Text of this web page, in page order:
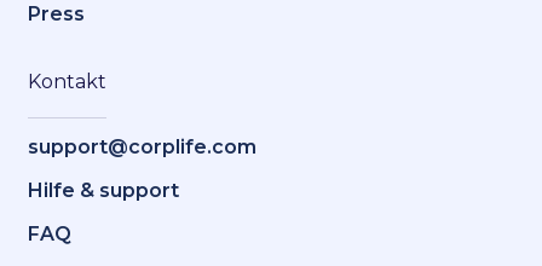
Press
Kontakt
support@corplife.com
Hilfe & support
FAQ